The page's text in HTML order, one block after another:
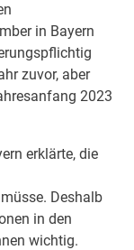
in Bayern
zuvor, aber
2023
erklärte, die
Deshalb
in den
wichtig.